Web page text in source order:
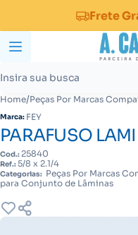
Frete
Home/Peças Por Marcas
Marca: FEY
PARAFUSO
Cod.: 25840
Ref.:5/8 x 2.1/4
Categorias: Peças Por Marcas
para Conjunto de Lâminas